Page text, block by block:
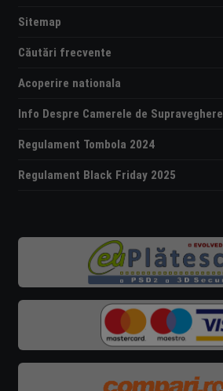
Sitemap
Căutări frecvente
Acoperire nationala
Info Despre Camerele de Supraveghere
Regulament Tombola 2024
Regulament Black Friday 2025